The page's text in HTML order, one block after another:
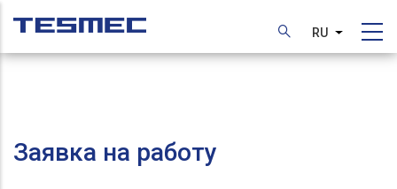
основному
RU Список
Заявка на работу